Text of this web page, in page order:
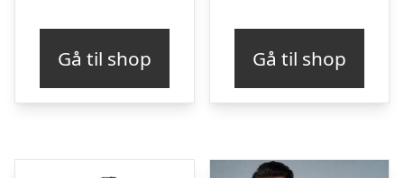
Gå til shop Gå til shop